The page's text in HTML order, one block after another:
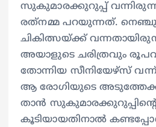
സുകുമാരക്കുറുപ്പ്
രത്‌നമ്മ പറയുന്നത്.
ചികിത്സയ്ക്ക്
അയാളുടെ ചരിത്രവും
തോന്നിയ സീനിയേഴ്‌സ്
ആ രോഗിയുടെ
താന്‍
കൂടിയായതിനാല്‍